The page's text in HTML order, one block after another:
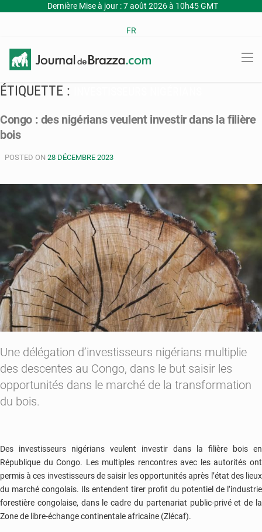
Dernière Mise à jour : 7 août 2026 à 10h45 GMT
FR
ÉTIQUETTE :
Congo : des nigérians veulent investir dans la filière
bois
POSTED ON 28 DÉCEMBRE 2023
Une délégation d’investisseurs nigérians multiplie
des descentes au Congo, dans le but saisir les
opportunités dans le marché de la transformation
du bois.
Des investisseurs nigérians veulent investir dans la filière bois en
République du Congo. Les multiples rencontres avec les autorités ont
permis à ces investisseurs de saisir les opportunités après l’état des lieux
du marché congolais. Ils entendent tirer profit du potentiel de l’industrie
forestière congolaise, dans le cadre du partenariat public-privé et de la
Zone de libre-échange continentale africaine (Zlécaf).